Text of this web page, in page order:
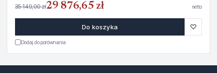
35 149,00 zł29 876,65 zł netto
Do koszyka ♡
Dodaj do porównania